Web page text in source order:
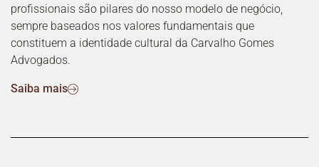
profissionais são pilares do nosso modelo de negócio,
sempre baseados nos valores fundamentais que
constituem a identidade cultural da Carvalho Gomes
Advogados.
Saiba mais